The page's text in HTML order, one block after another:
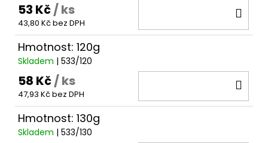
53 Kč/ ks
43,80 Kč bez DPH
Hmotnost: 120g
Skladem | 533/120
58 Kč/ ks
47,93 Kč bez DPH
Hmotnost: 130g
Skladem | 533/130